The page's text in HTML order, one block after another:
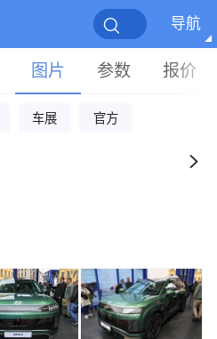
导航
图片 参数 报价
车展 官方